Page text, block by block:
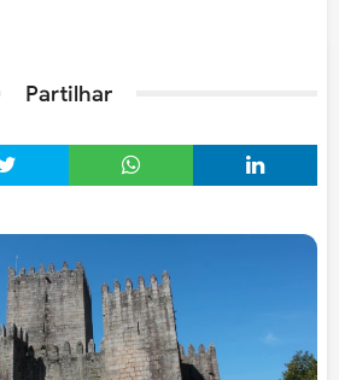
Partilhar